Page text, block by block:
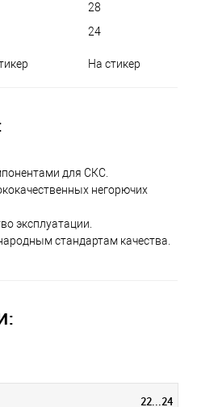
28
24
На стикер
для СКС.
негорючих
эксплуатации.
стандартам качества.
22...24